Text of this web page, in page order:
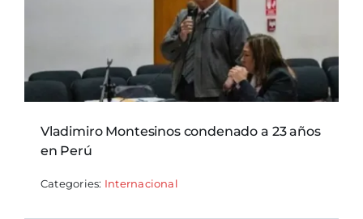
Vladimiro Montesinos condenado a 23 años
en Perú
Categories: Internacional